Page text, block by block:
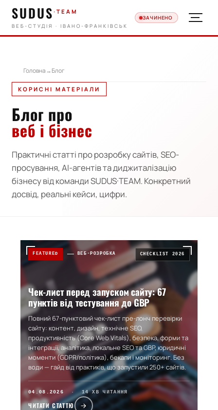
SUDUS ·TEAM
ВЕБ-СТУДІЯ · ІВАНО-ФРАНКІВСЬК
ЗАЧИНЕНО
БПР Платформа Med-Cloud
Медична хмарна
система
ЗАТЕЛЕФОНУЙТЕ
(066) 650-43-33
Головна→Блог
КОРИСНІ МАТЕРІАЛИ
Блог про
веб і бізнес
Практичні статті про розробку сайтів, SEO-
просування, AI-агентів та диджиталізацію
бізнесу від команди SUDUS·TEAM. Конкретний
досвід, реальні кейси, цифри.
FEATURED ВЕБ-РОЗРОБКА CHECKLIST 2026
Чек-лист перед запуском сайту: 67
пунктів від тестування до GBP
Повний 67-пунктовий чек-лист пре-лонч перевірки
сайту: контент, дизайн, технічне SEO,
продуктивність (Core Web Vitals), безпека, форми та
інтеграції, аналітика, локальне SEO та GBP, юридичні
моменти (GDPR/політика), бекапи і моніторинг. Без
води — гайд від практиків, що запустили 250+ сайтів.
04.08.2026 · 14 ХВ ЧИТАННЯ
ЧИТАТИ СТАТТЮ